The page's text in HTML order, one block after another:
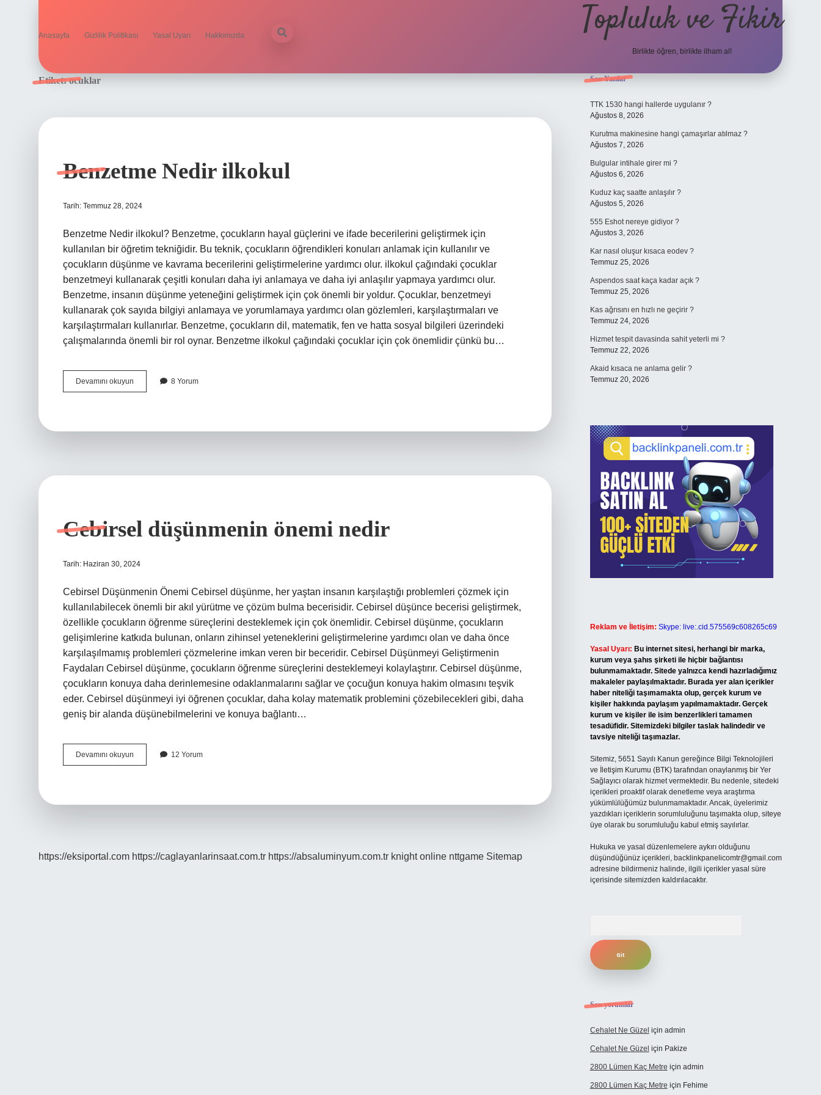
Anasayfa Gizlilik Politikası Yasal Uyarı Hakkımızda Topluluk ve Fikir
Birlikte öğren, birlikte ilham al!
Etiket:ocuklar
Benzetme Nedir ilkokul
Tarih: Temmuz 28, 2024
Benzetme Nedir ilkokul? Benzetme, çocukların hayal güçlerini ve ifade becerilerini geliştirmek için
kullanılan bir öğretim tekniğidir. Bu teknik, çocukların öğrendikleri konuları anlamak için kullanılır ve
çocukların düşünme ve kavrama becerilerini geliştirmelerine yardımcı olur. ilkokul çağındaki çocuklar
benzetmeyi kullanarak çeşitli konuları daha iyi anlamaya ve daha iyi anlaşılır yapmaya yardımcı olur.
Benzetme, insanın düşünme yeteneğini geliştirmek için çok önemli bir yoldur. Çocuklar, benzetmeyi
kullanarak çok sayıda bilgiyi anlamaya ve yorumlamaya yardımcı olan gözlemleri, karşılaştırmaları ve
karşılaştırmaları kullanırlar. Benzetme, çocukların dil, matematik, fen ve hatta sosyal bilgileri üzerindeki
çalışmalarında önemli bir rol oynar. Benzetme ilkokul çağındaki çocuklar için çok önemlidir çünkü bu…
Devamını okuyun Benzetme
Nedir
8 Yorum
Cebirsel düşünmenin önemi nedir
Tarih: Haziran 30, 2024
Cebirsel Düşünmenin Önemi Cebirsel düşünme, her yaştan insanın karşılaştığı problemleri çözmek için
kullanılabilecek önemli bir akıl yürütme ve çözüm bulma becerisidir. Cebirsel düşünce becerisi geliştirmek,
özellikle çocukların öğrenme süreçlerini desteklemek için çok önemlidir. Cebirsel düşünme, çocukların
gelişimlerine katkıda bulunan, onların zihinsel yeteneklerini geliştirmelerine yardımcı olan ve daha önce
karşılaşılmamış problemleri çözmelerine imkan veren bir beceridir. Cebirsel Düşünmeyi Geliştirmenin
Faydaları Cebirsel düşünme, çocukların öğrenme süreçlerini desteklemeyi kolaylaştırır. Cebirsel düşünme,
çocukların konuya daha derinlemesine odaklanmalarını sağlar ve çocuğun konuya hakim olmasını teşvik
eder. Cebirsel düşünmeyi iyi öğrenen çocuklar, daha kolay matematik problemini çözebilecekleri gibi, daha
geniş bir alanda düşünebilmelerini ve konuya bağlantı…
Devamını okuyun Cebirsel
düşünmenin
12 Yorum
https://eksiportal.com https://caglayanlarinsaat.com.tr https://absaluminyum.com.tr knight online nttgame Sitemap
Sidebar
Son Yazılar
TTK 1530 hangi hallerde uygulanır ?
Ağustos 8, 2026
Kurutma makinesine hangi çamaşırlar atılmaz ?
Ağustos 7, 2026
Bulgular intihale girer mi ?
Ağustos 6, 2026
Kuduz kaç saatte anlaşılır ?
Ağustos 5, 2026
555 Eshot nereye gidiyor ?
Ağustos 3, 2026
Kar nasıl oluşur kısaca eodev ?
Temmuz 25, 2026
Aspendos saat kaça kadar açık ?
Temmuz 25, 2026
Kas ağrısını en hızlı ne geçirir ?
Temmuz 24, 2026
Hizmet tespit davasinda sahit yeterli mi ?
Temmuz 22, 2026
Akaid kısaca ne anlama gelir ?
Temmuz 20, 2026
Reklam ve İletişim: Skype: live:.cid.575569c608265c69
Yasal Uyarı: Bu internet sitesi, herhangi bir marka,
kurum veya şahıs şirketi ile hiçbir bağlantısı
bulunmamaktadır. Sitede yalnızca kendi hazırladığımız
makaleler paylaşılmaktadır. Burada yer alan içerikler
haber niteliği taşımamakta olup, gerçek kurum ve
kişiler hakkında paylaşım yapılmamaktadır. Gerçek
kurum ve kişiler ile isim benzerlikleri tamamen
tesadüfidir. Sitemizdeki bilgiler taslak halindedir ve
tavsiye niteliği taşımazlar.
Sitemiz, 5651 Sayılı Kanun gereğince Bilgi Teknolojileri
ve İletişim Kurumu (BTK) tarafından onaylanmış bir Yer
Sağlayıcı olarak hizmet vermektedir. Bu nedenle, sitedeki
içerikleri proaktif olarak denetleme veya araştırma
yükümlülüğümüz bulunmamaktadır. Ancak, üyelerimiz
yazdıkları içeriklerin sorumluluğunu taşımakta olup, siteye
üye olarak bu sorumluluğu kabul etmiş sayılırlar.
Hukuka ve yasal düzenlemelere aykırı olduğunu
düşündüğünüz içerikleri, backlinkpanelicomtr@gmail.com
adresine bildirmeniz halinde, ilgili içerikler yasal süre
içerisinde sitemizden kaldırılacaktır.
Son yorumlar
Cehalet Ne Güzel için admin
Cehalet Ne Güzel için Pakize
2800 Lümen Kaç Metre için admin
2800 Lümen Kaç Metre için Fehime